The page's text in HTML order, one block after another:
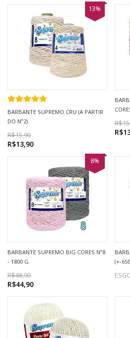
BARBANTE SUPREMO CRU (A PARTIR
DO Nº2)
R$15,90
R$13,90
13%
BARBANTE SUPREMO BIG CORES Nº8
- 1800 G
R$48,90
R$44,90
8%
(+-